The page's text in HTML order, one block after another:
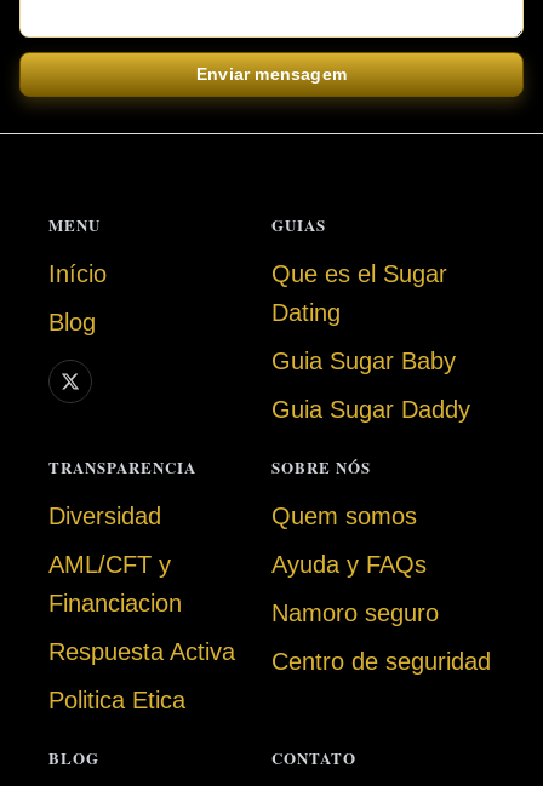
Enviar mensagem
MENU
Início
Blog
GUIAS
Que es el Sugar
Dating
Guia Sugar Baby
Guia Sugar Daddy
TRANSPARENCIA
Diversidad
AML/CFT y
Financiacion
Respuesta Activa
Politica Etica
SOBRE NÓS
Quem somos
Ayuda y FAQs
Namoro seguro
Centro de seguridad
BLOG CONTATO